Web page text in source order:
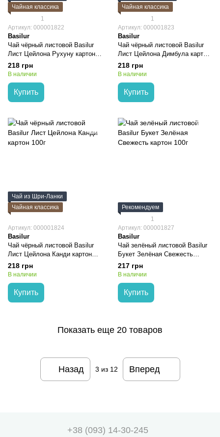
Чайная классика
1
Артикул: 000001822
Basilur
Чай чёрный листовой Basilur
Лист Цейлона Рухуну картон
100г
218 грн
В наличии
Купить
Чайная классика
1
Артикул: 000001823
Basilur
Чай чёрный листовой Basilur
Лист Цейлона Димбула картон
100г
218 грн
В наличии
Купить
Чай из Шри-Ланки
Чайная классика
Артикул: 000001824
Basilur
Чай чёрный листовой Basilur
Лист Цейлона Канди картон
100г
218 грн
В наличии
Купить
Рекомендуем
1
Артикул: 000001827
Basilur
Чай зелёный листовой Basilur
Букет Зелёная Свежесть
картон 100г
217 грн
В наличии
Купить
Показать еще 20 товаров
Назад 3 из 12 Вперед
+38 (093) 14-30-245